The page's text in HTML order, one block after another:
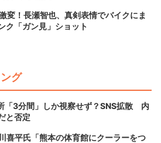
変！長瀬智也、真剣表情でバイクにま
ク「ガン見」ショット
グ
「3分間」しか視察せず？SNS拡散 内
と否定
喜平氏「熊本の体育館にクーラーをつ